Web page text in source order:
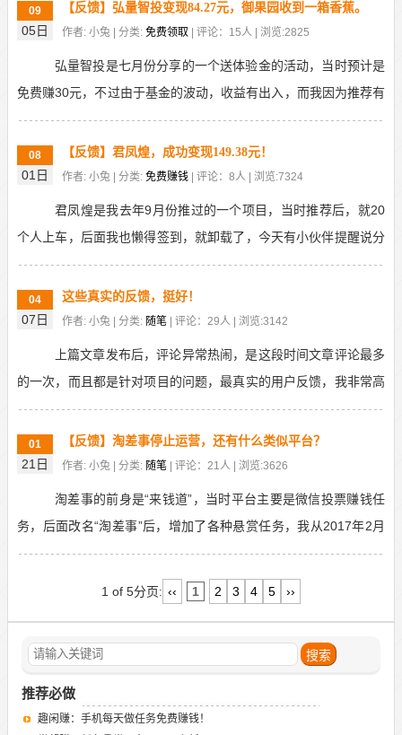
09
05日
【反馈】弘量智投变现84.27元，御果园收到一箱香蕉。
作者: 小兔 | 分类: 免费领取 | 评论：15人 | 浏览:2825
弘量智投是七月份分享的一个送体验金的活动，当时预计是
免费赚30元，不过由于基金的波动，收益有出入，而我因为推荐有
奖励，成功变现了84.27元。御果园是8月份推荐...
08
01日
【反馈】君凤煌，成功变现149.38元！
作者: 小兔 | 分类: 免费赚钱 | 评论：8人 | 浏览:7324
君凤煌是我去年9月份推过的一个项目，当时推荐后，就20
个人上车，后面我也懒得签到，就卸载了，今天有小伙伴提醒说分
红可以卖了，我再装上，发现贡献值兑的分红足够提现...
04
07日
这些真实的反馈，挺好！
作者: 小兔 | 分类: 随笔 | 评论：29人 | 浏览:3142
上篇文章发布后，评论异常热闹，是这段时间文章评论最多
的一次，而且都是针对项目的问题，最真实的用户反馈，我非常高
兴！倒不是我幸灾乐祸，而是感受到了大家的热情，要不...
01
21日
【反馈】淘差事停止运营，还有什么类似平台？
作者: 小兔 | 分类: 随笔 | 评论：21人 | 浏览:3626
淘差事的前身是“来钱道”，当时平台主要是微信投票赚钱任
务，后面改名“淘差事”后，增加了各种悬赏任务，我从2017年2月
推荐，到现在近四年的时间了，平台实际运营了...
1 of 5分页: ‹‹ 1 2 3 4 5 ››
推荐必做
趣闲赚：手机每天做任务免费赚钱！